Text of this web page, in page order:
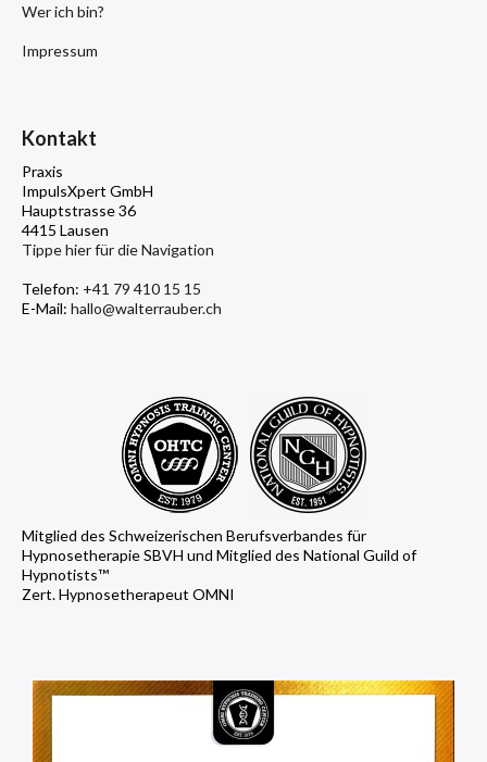
Wer ich bin?
Impressum
Kontakt
Praxis
ImpulsXpert GmbH
Hauptstrasse 36
4415 Lausen
Tippe hier für die Navigation
Telefon: +41 79 410 15 15
E-Mail: hallo@walterrauber.ch
Mitglied des Schweizerischen Berufsverbandes für
Hypnosetherapie SBVH und Mitglied des National Guild of
Hypnotists™
Zert. Hypnosetherapeut OMNI